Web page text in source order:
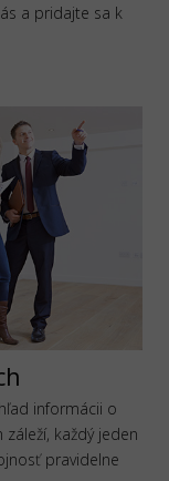
a pridajte sa k
informácii o
každý jeden
pravidelne